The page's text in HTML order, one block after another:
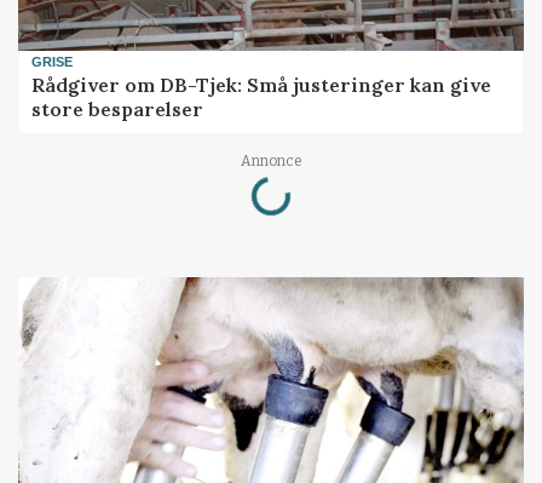
GRISE
Rådgiver om DB-Tjek: Små justeringer kan give
store besparelser
Annonce
Loading...